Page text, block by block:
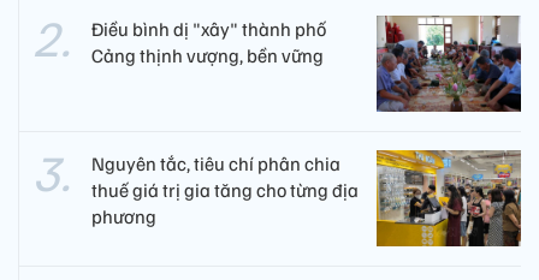
Điều bình dị "xây" thành phố
Cảng thịnh vượng, bền vững
Nguyên tắc, tiêu chí phân chia
thuế giá trị gia tăng cho từng địa
phương